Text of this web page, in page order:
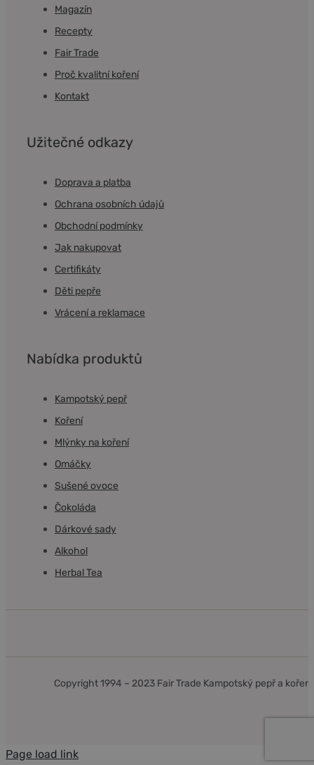
Magazín
Recepty
Fair Trade
Proč kvalitní koření
Kontakt
Užitečné odkazy
Doprava a platba
Ochrana osobních údajů
Obchodní podmínky
Jak nakupovat
Certifikáty
Děti pepře
Vrácení a reklamace
Nabídka produktů
Kampotský pepř
Koření
Mlýnky na koření
Omáčky
Sušené ovoce
Čokoláda
Dárkové sady
Alkohol
Herbal Tea
Copyright 1994 – 2023 Fair Trade Kampotský pepř a
Page load link